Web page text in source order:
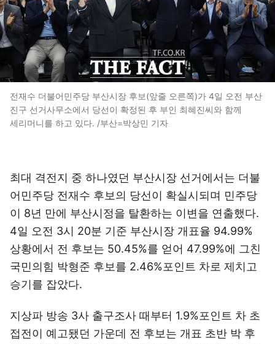
전재수 더불어민주당 부산시장 후보(앞줄 오른쪽)가 4일 오전 부산
진구 선거사무소에서 당선이 확정된 후 부인 최혜진씨와 함께
세리머니를 하고 있다. /부산=박상민 기자
최대 격전지 중 하나였던 부산시장 선거에서는 더불
어민주당 전재수 후보의 당선이 확실시되며 민주당
이 8년 만에 부산시정을 탈환하는 이변을 연출했다.
4일 오전 3시 20분 기준 부산시장 개표율 94.99%
상황에서 전 후보는 50.45%를 얻어 47.99%에 그친
국민의힘 박형준 후보를 2.46%포인트 차로 제치고
승기를 잡았다.
지상파 방송 3사 출구조사 때부터 1.9%포인트 차 초
접전이 예고됐던 가운데 전 후보는 개표 초반 박 후